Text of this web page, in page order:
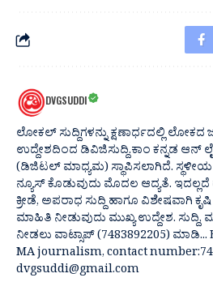
DVGSUDDI
ಲೋಕಲ್ ಸುದ್ದಿಗಳನ್ನು ಕ್ಷಣಾರ್ಧದಲ್ಲಿ
ಉದ್ದೇಶದಿಂದ ಡಿವಿಜಿಸುದ್ದಿ.ಕಾಂ ಕನ್ನಡ
(ಡಿಜಿಟಲ್ ಮಾಧ್ಯಮ) ಸ್ಥಾಪಿಸಲಾಗಿದೆ.
ನ್ಯೂಸ್ ಕೊಡುವುದು ಮೊದಲ ಆದ್ಯತೆ.
ಕ್ರೀಡೆ, ಅಪರಾಧ ಸುದ್ದಿ ಹಾಗೂ ವಿಶೇಷವಾಗಿ
ಮಾಹಿತಿ ನೀಡುವುದು ಮುಖ್ಯ ಉದ್ದೇಶ.
ನೀಡಲು ವಾಟ್ಸಾಪ್ (7483892205)
MA journalism, contact
dvgsuddi@gmail.com